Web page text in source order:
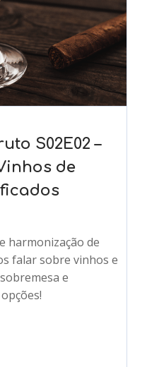
S02E02 –
de
harmonização de
falar sobre vinhos e
e